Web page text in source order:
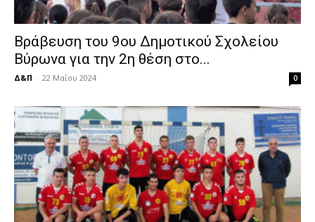
Βράβευση του 9ου Δημοτικού Σχολείου
Βύρωνα για την 2η θέση στο...
Δ&Π - 22 Μαΐου 2024 0